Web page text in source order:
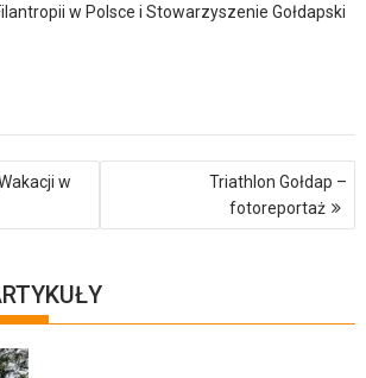
w Polsce i Stowarzyszenie Gołdapski
w
Triathlon Gołdap –
fotoreportaż